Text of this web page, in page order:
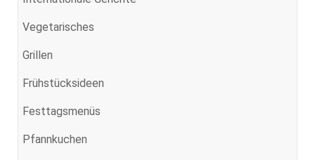
Vegetarisches
Grillen
Frühstücksideen
Festtagsmenüs
Pfannkuchen